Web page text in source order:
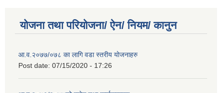
योजना तथा परियोजना/ ऐन/ नियम/ कानुन
आ.व.२०७७/०७८ का लागि वडा स्तरीय योजनाहरु
Post date: 07/15/2020 - 17:26